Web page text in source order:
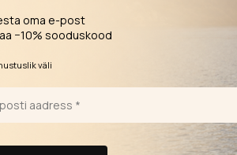
oma e-post
−10% sooduskood
väli